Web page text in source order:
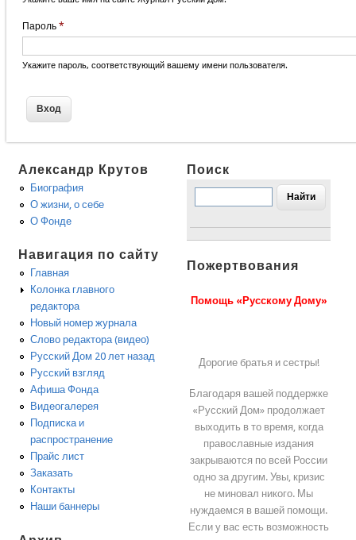
Пароль *
Укажите пароль, соответствующий вашему имени пользователя.
Александр Крутов
Биография
О жизни, о себе
О Фонде
Навигация по сайту
Главная
Колонка главного
редактора
Новый номер журнала
Слово редактора (видео)
Русский Дом 20 лет назад
Русский взгляд
Афиша Фонда
Видеогалерея
Подписка и
распространение
Прайс лист
Заказать
Контакты
Наши баннеры
Поиск
Пожертвования
Помощь «Русскому Дому»
Дорогие братья и сестры!
Благодаря вашей поддержке
«Русский Дом» продолжает
выходить в то время, когда
православные издания
закрываются по всей России
одно за другим. Увы, кризис
не миновал никого. Мы
нуждаемся в вашей помощи.
Если у вас есть возможность